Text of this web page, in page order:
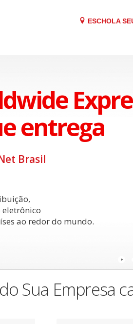
ESCHOLA
entrega
Brasil
ao redor do mundo.
Sua Empresa